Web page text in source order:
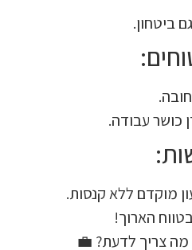
ללא קנסות.
לדעת? 💼